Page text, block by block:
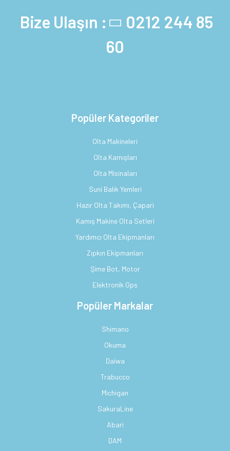
Bize Ulaşın : 0212 244 85
60
Popüler Kategoriler
Olta Makineleri
Olta Kamışları
Olta Misinaları
Suni Balık Yemleri
Hazır Olta Takımı, Çapari
Kamış Makine Olta Setleri
Yardımcı Olta Ekipmanları
Zıpkın Ekipmanları
Şime Bot, Motor
Elektronik Gps
Popüler Markalar
Shimano
Okuma
Daiwa
Trabucco
Michigan
SakuraLine
Abari
DAM